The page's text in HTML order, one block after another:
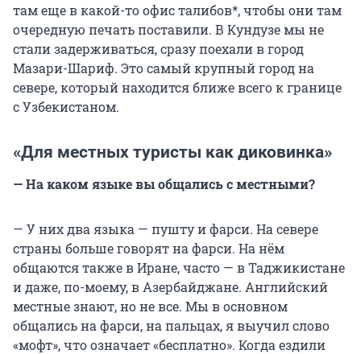
там еще в какой-то офис талибов*, чтобы они там
очередную печать поставили. В Кундузе мы не
стали задерживаться, сразу поехали в город
Мазари-Шариф. Это самый крупный город на
севере, который находится ближе всего к границе
с Узбекистаном.
«Для местных туристы как диковинка»
— На каком языке вы общались с местными?
— У них два языка — пушту и фарси. На севере
страны больше говорят на фарси. На нём
общаются также в Иране, часто — в Таджикистане
и даже, по-моему, в Азербайджане. Английский
местные знают, но не все. Мы в основном
общались на фарси, на пальцах, я выучил слово
«мофт», что означает «бесплатно». Когда ездили